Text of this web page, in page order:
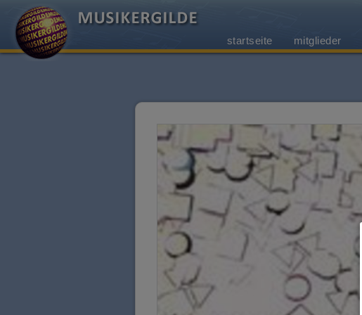
startseite mitglieder